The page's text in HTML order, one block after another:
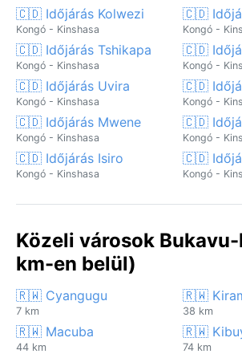
🇨🇩 Időjárás Kolwezi
Kongó - Kinshasa
🇨🇩
Kongó -
🇨🇩 Időjárás Tshikapa
Kongó - Kinshasa
🇨🇩
Kongó -
🇨🇩 Időjárás Uvira
Kongó - Kinshasa
🇨🇩
Kongó -
🇨🇩 Időjárás Mwene
Kongó - Kinshasa
🇨🇩
Kongó -
🇨🇩 Időjárás Isiro
Kongó - Kinshasa
🇨🇩
Kongó -
Közeli városok
km-en belül)
🇷🇼 Cyangugu
7 km
🇷🇼
38 km
🇷🇼 Macuba
44 km
🇷🇼
74 km